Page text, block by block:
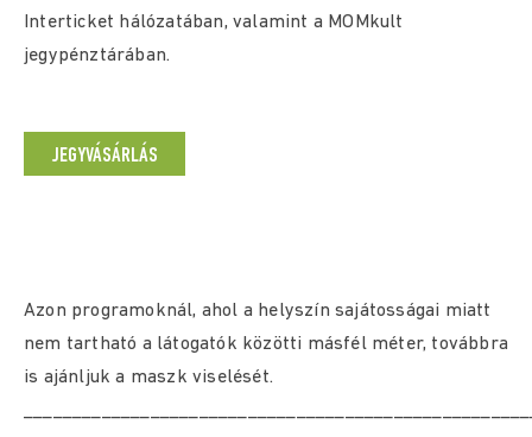
Interticket hálózatában, valamint a MOMkult
jegypénztárában.
JEGYVÁSÁRLÁS
Azon programoknál, ahol a helyszín sajátosságai miatt
nem tartható a látogatók közötti másfél méter, továbbra
is ajánljuk a maszk viselését.